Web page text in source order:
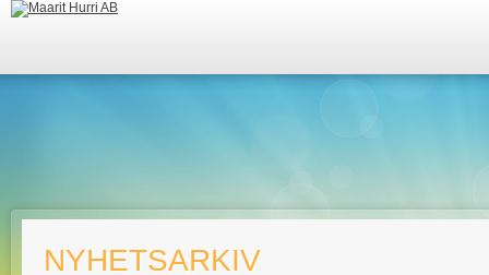
NYHETSARKIV